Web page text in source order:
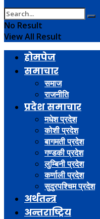
No Result
View All Result
होमपेज
समाचार
समाज
राजनीति
प्रदेश समाचार
मधेश प्रदेश
कोशी प्रदेश
बागमती प्रदेश
गण्डकी प्रदेश
लुम्बिनी प्रदेश
कर्णाली प्रदेश
सुदुरपश्चिम प्रदेश
अर्थतन्त्र
अन्तराष्ट्रिय